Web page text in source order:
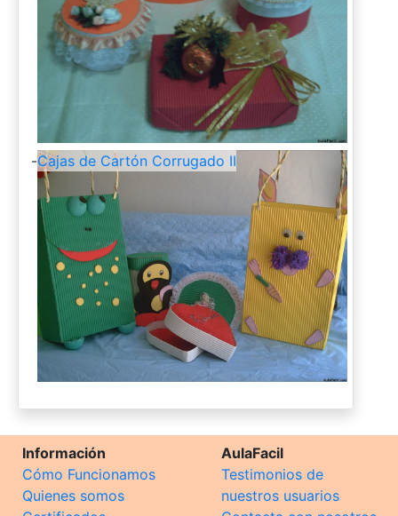
-Cajas de Cartón Corrugado II
Información
Cómo Funcionamos
Quienes somos
AulaFacil
Testimonios de
nuestros usuarios